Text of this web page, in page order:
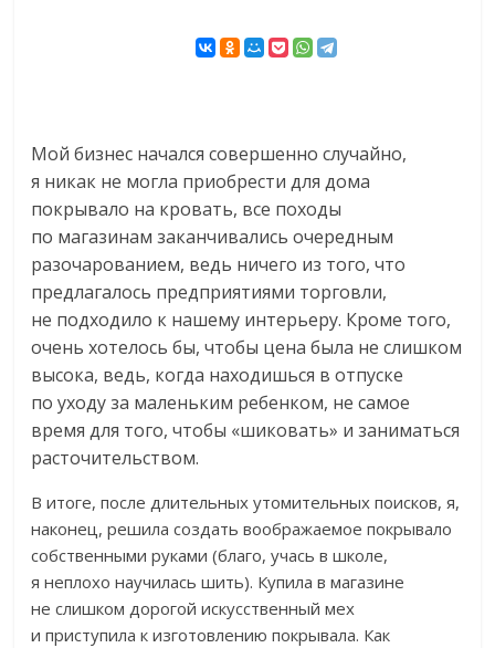
Мой бизнес начался совершенно случайно,
я никак не могла приобрести для дома
покрывало на кровать, все походы
по магазинам заканчивались очередным
разочарованием, ведь ничего из того, что
предлагалось предприятиями торговли,
не подходило к нашему интерьеру. Кроме того,
очень хотелось бы, чтобы цена была не слишком
высока, ведь, когда находишься в отпуске
по уходу за маленьким ребенком, не самое
время для того, чтобы «шиковать» и заниматься
расточительством.
В итоге, после длительных утомительных поисков, я,
наконец, решила создать воображаемое покрывало
собственными руками (благо, учась в школе,
я неплохо научилась шить). Купила в магазине
не слишком дорогой искусственный мех
и приступила к изготовлению покрывала. Как